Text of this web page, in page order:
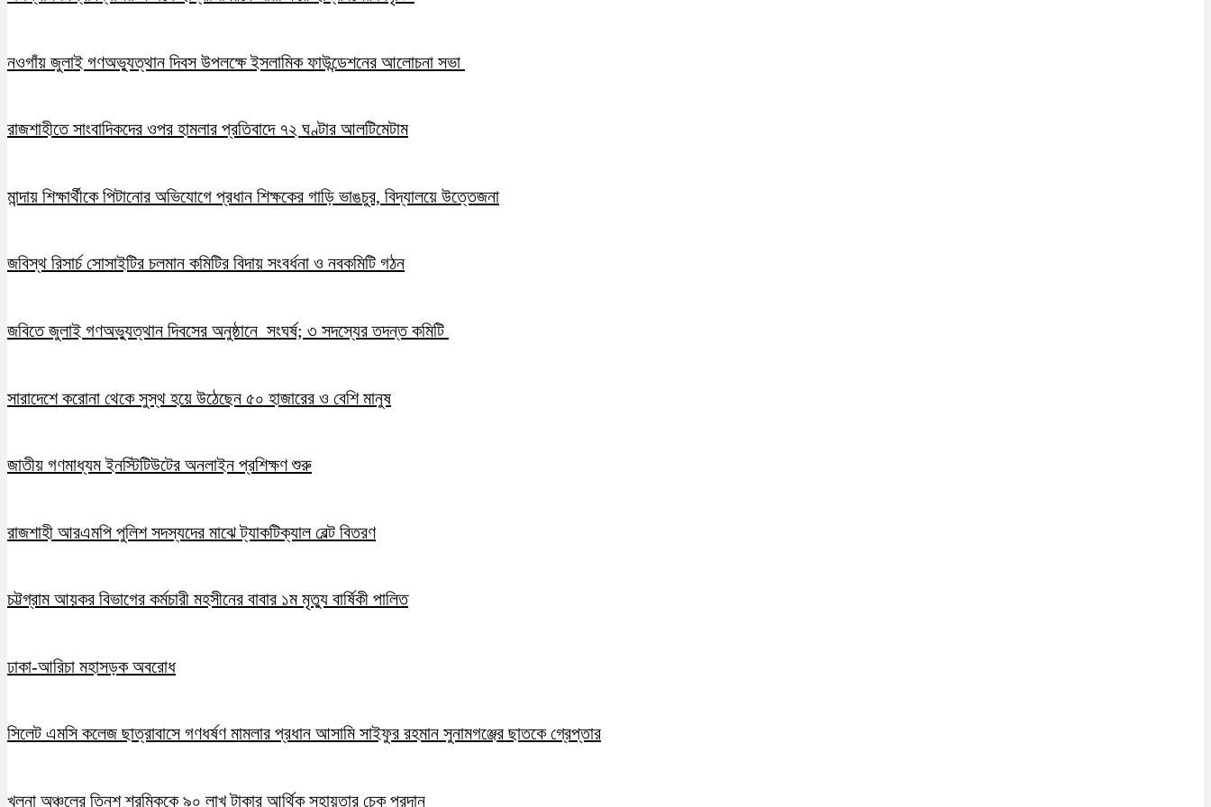
নওগাঁয় জুলাই গণঅভ্যুত্থান দিবস উপলক্ষে ইসলামিক ফাউন্ডেশনের আলোচনা সভা
রাজশাহীতে সাংবাদিকদের ওপর হামলার প্রতিবাদে ৭২ ঘণ্টার আলটিমেটাম
মান্দায় শিক্ষার্থীকে পিটানোর অভিযোগে প্রধান শিক্ষকের গাড়ি ভাঙচুর, বিদ্যালয়ে উত্তেজনা
জবিস্থ রিসার্চ সোসাইটির চলমান কমিটির বিদায় সংবর্ধনা ও নবকমিটি গঠন
জবিতে জুলাই গণঅভ্যুত্থান দিবসের অনুষ্ঠানে সংঘর্ষ; ৩ সদস্যের তদন্ত কমিটি
সারাদেশে করোনা থেকে সুস্থ হয়ে উঠেছেন ৫০ হাজারের ও বেশি মানুষ
জাতীয় গণমাধ্যম ইনস্টিটিউটের অনলাইন প্রশিক্ষণ শুরু
রাজশাহী আরএমপি পুলিশ সদস্যদের মাঝে ট্যাকটিক্যাল বেল্ট বিতরণ
চট্টগ্রাম আয়কর বিভাগের কর্মচারী মহসীনের বাবার ১ম মৃত্যু বার্ষিকী পালিত
ঢাকা-আরিচা মহাসড়ক অবরোধ
সিলেট এমসি কলেজ ছাত্রাবাসে গণধর্ষণ মামলার প্রধান আসামি সাইফুর রহমান সুনামগঞ্জের ছাতকে গ্রেপ্তার
খুলনা অঞ্চলের তিনশ শ্রমিককে ৯০ লাখ টাকার আর্থিক সহায়তার চেক প্রদান